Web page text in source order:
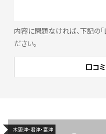
内容に問題なければ、下記の「
ださい。
木更津・君津・富津